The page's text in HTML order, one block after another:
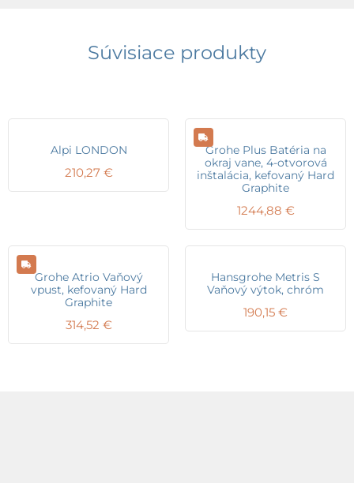
Súvisiace produkty
Alpi LONDON
210,27 €
Grohe Plus Batéria na
okraj vane, 4-otvorová
inštalácia, kefovaný Hard
Graphite
1244,88 €
Grohe Atrio Vaňový
vpust, kefovaný Hard
Graphite
314,52 €
Hansgrohe Metris S
Vaňový výtok, chróm
190,15 €